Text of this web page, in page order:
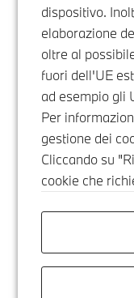
dispositivo.
elaborazione
oltre al
fuori dell'UE
ad esempio gli
Per
gestione dei
Cliccando su
cookie che